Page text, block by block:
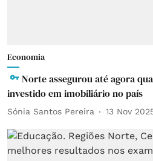
Economia
Norte assegurou até agora
investido em imobiliário no país
Sónia Santos Pereira 13 Nov